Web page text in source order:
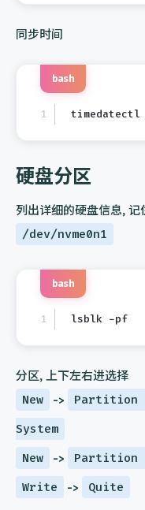
同步时间
timedatectl
bash
硬盘分区
列出详细的硬盘信息,
/dev/nvme0n1
lsblk -pf
bash
分区, 上下左右进选择
New -> Partition
System
New
-> Partition
Write -> Quite